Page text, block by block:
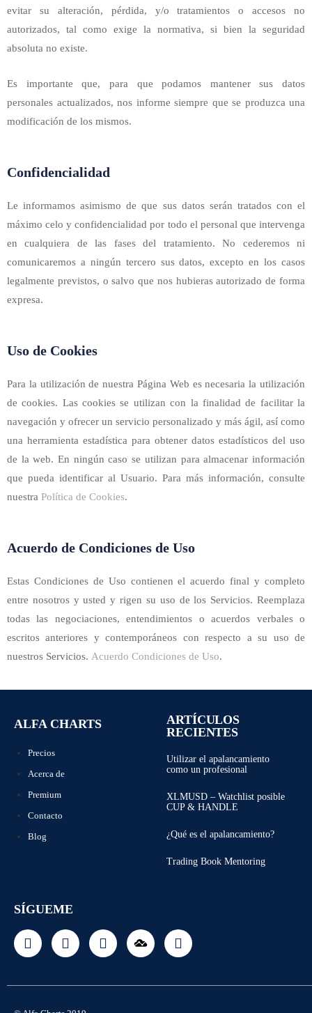
evitar su alteración, pérdida, y/o tratamientos o accesos no
autorizados, tal como exige la normativa, si bien la seguridad
absoluta no existe.
Es importante que, para que podamos mantener sus datos
personales actualizados, nos informe siempre que se produzca una
modificación de los mismos.
Confidencialidad
Le informamos asimismo de que sus datos serán tratados con el
máximo celo y confidencialidad por todo el personal que intervenga
en cualquiera de las fases del tratamiento. No cederemos ni
comunicaremos a ningún tercero sus datos, excepto en los casos
legalmente previstos, o salvo que nos hubieras autorizado de forma
expresa.
Uso de Cookies
Para la utilización de nuestra Página Web es necesaria la utilización
de cookies. Las cookies se utilizan con la finalidad de facilitar la
navegación y ofrecer un servicio personalizado y más ágil, así como
una herramienta estadística para obtener datos estadísticos del uso
de la web. En ningún caso se utilizan para almacenar información
que pueda identificar al Usuario. Para más información, consulte
nuestra Política de Cookies.
Acuerdo de Condiciones de Uso
Estas Condiciones de Uso contienen el acuerdo final y completo
entre nosotros y usted y rigen su uso de los Servicios. Reemplaza
todas las negociaciones, entendimientos o acuerdos verbales o
escritos anteriores y contemporáneos con respecto a su uso de
nuestros Servicios. Acuerdo Condiciones de Uso.
ALFA CHARTS
Precios
Acerca de
Premium
Contacto
Blog
ARTÍCULOS
RECIENTES
Utilizar el apalancamiento
como un profesional
XLMUSD – Watchlist posible
CUP & HANDLE
¿Qué es el apalancamiento?
Trading Book Mentoring
SÍGUEME